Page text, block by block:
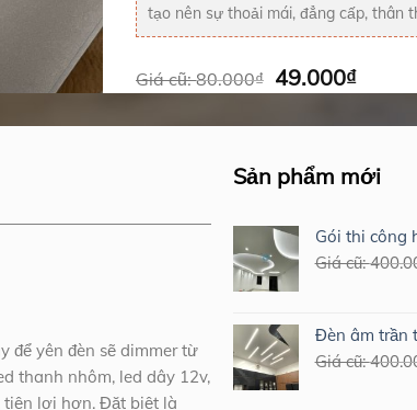
tạo nên sự thoải mái, đẳng cấp, thân
Giá cũ:80.000₫ Giá
gốc
80.000₫.
49.000₫Giá
hiện
là:
Cạm biến chạm 12V 60W số lượng
để yên đèn sẽ dimmer từ
thanh nhôm, led dây 12v,
tiện lợi hơn. Đặt biệt là
Sản phẩm mới
Gói thi công
Giá cũ:
Đèn âm trần
Giá cũ: